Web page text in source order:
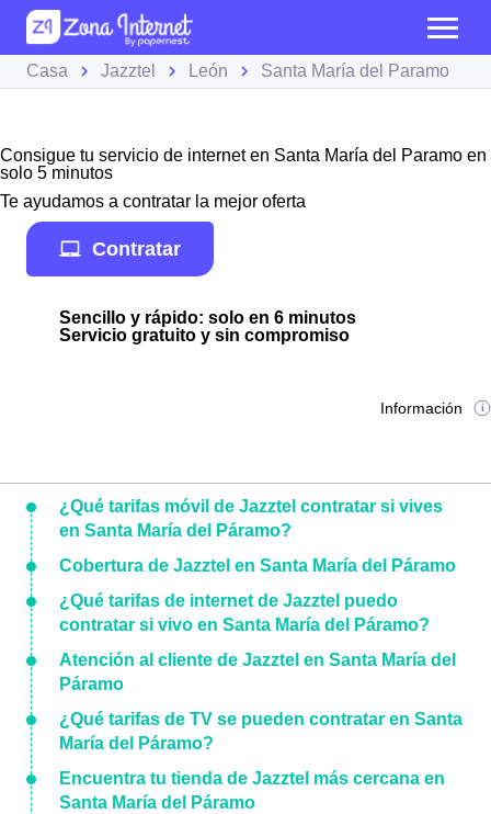
Casa Jazztel León Santa María del Paramo
Consigue tu servicio de internet en Santa María del Paramo en
solo 5 minutos
Te ayudamos a contratar la mejor oferta
Contratar
Sencillo y rápido: solo en 6 minutos
Servicio gratuito y sin compromiso
Información
¿Qué tarifas móvil de Jazztel contratar si vives
en Santa María del Páramo?
Cobertura de Jazztel en Santa María del Páramo
¿Qué tarifas de internet de Jazztel puedo
contratar si vivo en Santa María del Páramo?
Atención al cliente de Jazztel en Santa María del
Páramo
¿Qué tarifas de TV se pueden contratar en Santa
María del Páramo?
Encuentra tu tienda de Jazztel más cercana en
Santa María del Páramo